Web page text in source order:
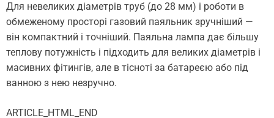
Для невеликих діаметрів труб (до 28 мм) і роботи в
обмеженому просторі газовий паяльник зручніший —
він компактний і точніший. Паяльна лампа дає більшу
теплову потужність і підходить для великих діаметрів і
масивних фітингів, але в тісноті за батареєю або під
ванною з нею незручно.
ARTICLE_HTML_END